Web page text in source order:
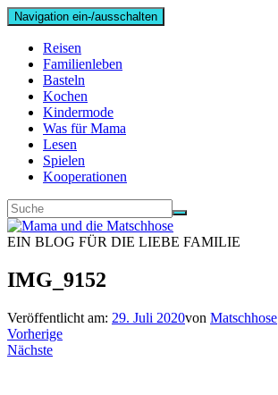
Navigation ein-/ausschalten
Reisen
Familienleben
Basteln
Kochen
Kindermode
Was für Mama
Lesen
Spielen
Kooperationen
EIN BLOG FÜR DIE LIEBE FAMILIE
IMG_9152
Veröffentlicht am: 29. Juli 2020von Matschhose
Vorherige
Nächste